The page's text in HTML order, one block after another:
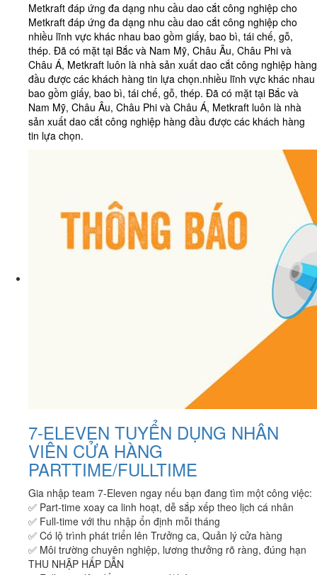
Metkraft đáp ứng đa dạng nhu cầu dao cắt công nghiệp cho
Metkraft đáp ứng đa dạng nhu cầu dao cắt công nghiệp cho
nhiều lĩnh vực khác nhau bao gồm giấy, bao bì, tái chế, gỗ,
thép. Đã có mặt tại Bắc và Nam Mỹ, Châu Âu, Châu Phi và
Châu Á, Metkraft luôn là nhà sản xuất dao cắt công nghiệp hàng
đầu được các khách hàng tin lựa chọn.nhiều lĩnh vực khác nhau
bao gồm giấy, bao bì, tái chế, gỗ, thép. Đã có mặt tại Bắc và
Nam Mỹ, Châu Âu, Châu Phi và Châu Á, Metkraft luôn là nhà
sản xuất dao cắt công nghiệp hàng đầu được các khách hàng
tin lựa chọn.
7-ELEVEN TUYỂN DỤNG NHÂN
VIÊN CỬA HÀNG
PARTTIME/FULLTIME
Gia nhập team 7-Eleven ngay nếu bạn đang tìm một công việc:
✅ Part-time xoay ca linh hoạt, dễ sắp xếp theo lịch cá nhân
✅ Full-time với thu nhập ổn định mỗi tháng
✅ Có lộ trình phát triển lên Trưởng ca, Quản lý cửa hàng
✅ Môi trường chuyên nghiệp, lương thưởng rõ ràng, đúng hạn
THU NHẬP HẤP DẪN